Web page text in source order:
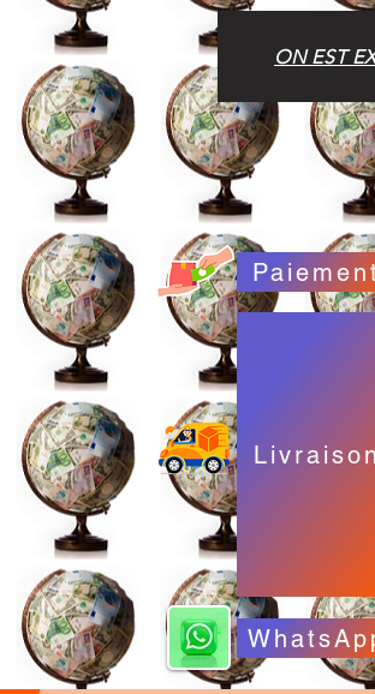
ON EST
Livraison